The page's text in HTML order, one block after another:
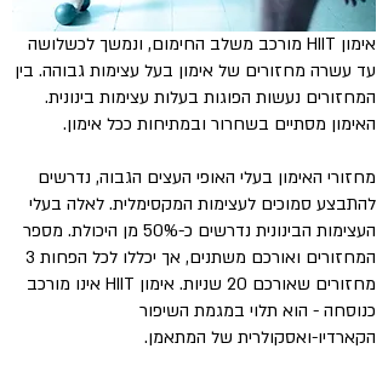
אימון HIIT מורכב משלב החימום, ונמשך לכשלושה
עד עשרה מחזורים של אימון בעל עצימות גבוהה. בין
המחזורים נעשות הפוגות בעלות עצימות בינונית.
האימון מסתיים בשחרור ובמתיחות ככל אימון.
מחזורי האימון בעלי האופי העצים הגבוה, נדרשים
להתבצע סמוכים לעצימות המקסימלית. לאלה בעלי
העצימות הבינונית נדרשים כ-50% מן היכולת. מספר
המחזורים ואורכם משתנים, אך יכללו לכל הפחות 3
מחזורים שאורכם 20 שניות. אימון HIIT אינו מורכב
כנוסחה - הוא תלוי במגמת השיפור
הקארדיו-ואסקולרית של המתאמן.